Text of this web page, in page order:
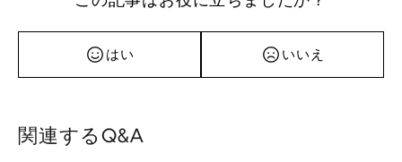
はい いいえ
関連するQ&A